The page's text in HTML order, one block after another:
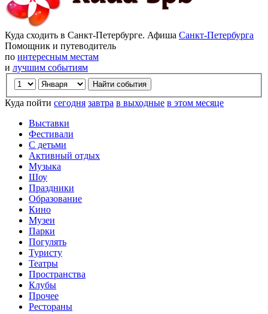
Куда сходить в Санкт-Петербурге. Афиша Санкт-Петербурга
Помощник и путеводитель
по интересным местам
и лучшим событиям
Куда пойти сегодня завтра в выходные в этом месяце
Выставки
Фестивали
С детьми
Активный отдых
Музыка
Шоу
Праздники
Образование
Кино
Музеи
Парки
Погулять
Туристу
Театры
Пространства
Клубы
Прочее
Рестораны